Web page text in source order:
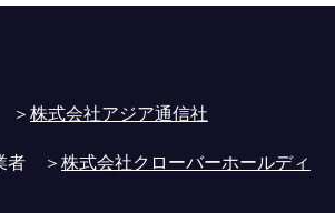
＞株式会社アジア通信社
者 ＞株式会社クローバーホールディ